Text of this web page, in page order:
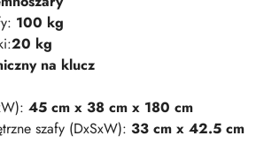
100 kg
20 kg
na klucz
45 cm x 38 cm x 180 cm
szafy (DxSxW): 33 cm x 42.5 cm